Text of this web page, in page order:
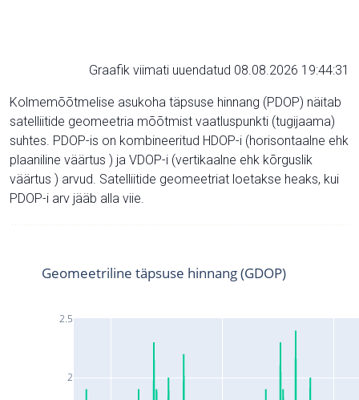
Graafik viimati uuendatud 08.08.2026 19:44:31
Kolmemõõtmelise asukoha täpsuse hinnang (PDOP) näitab
satelliitide geomeetria mõõtmist vaatluspunkti (tugijaama)
suhtes. PDOP-is on kombineeritud HDOP-i (horisontaalne ehk
plaaniline väärtus ) ja VDOP-i (vertikaalne ehk kõrguslik
väärtus ) arvud. Satelliitide geomeetriat loetakse heaks, kui
PDOP-i arv jääb alla viie.
2
2.5
Geomeetriline täpsuse hinnang (GDOP)